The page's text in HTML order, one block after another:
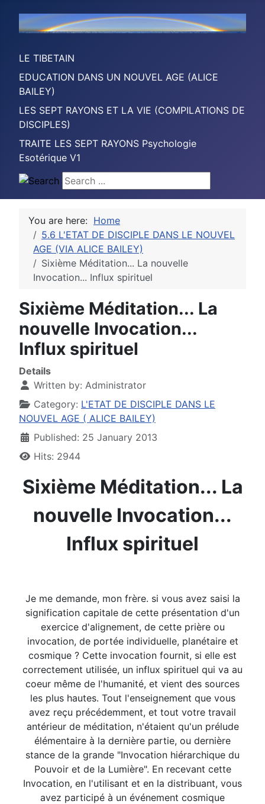
LE TIBETAIN
EDUCATION DANS UN NOUVEL AGE (ALICE
BAILEY)
LES SEPT RAYONS ET LA VIE (COMPILATIONS DE
DISCIPLES)
TRAITE LES SEPT RAYONS Psychologie
Esotérique V1
Search ...
You are here: Home
5.6 L'ETAT DE DISCIPLE DANS LE NOUVEL
AGE (VIA ALICE BAILEY)
Sixième Méditation... La nouvelle
Invocation... Influx spirituel
Sixième Méditation... La
nouvelle Invocation...
Influx spirituel
Details
Written by: Administrator
Category: L'ETAT DE DISCIPLE DANS LE
NOUVEL AGE ( ALICE BAILEY)
Published: 25 January 2013
Hits: 2944
Sixième Méditation... La
nouvelle Invocation...
Influx spirituel
Je me demande, mon frère. si vous avez saisi la
signification capitale de cette présentation d'un
exercice d'alignement, de cette prière ou
invocation, de portée individuelle, planétaire et
cosmique ? Cette invocation fournit, si elle est
correctement utilisée, un influx spirituel qui va au
coeur même de l'humanité, et vient des sources
les plus hautes. Tout l'enseignement que vous
avez reçu précédemment, et tout votre travail
antérieur de méditation, n'étaient qu'un prélude
élémentaire à la dernière partie, ou dernière
stance de la grande "Invocation hiérarchique du
Pouvoir et de la Lumière". En recevant cette
Invocation, en l'utilisant et en la distribuant, vous
avez participé à un événement cosmique